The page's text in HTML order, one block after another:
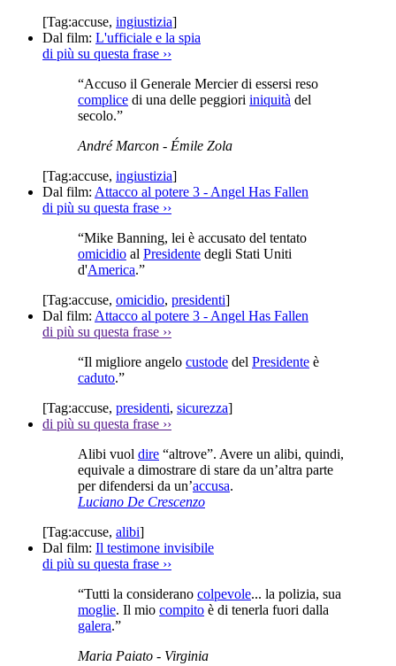
[Tag:accuse, ingiustizia]
Dal film: L'ufficiale e la spia
di più su questa frase ››
“Accuso il Generale Mercier di essersi reso
complice di una delle peggiori iniquità del
secolo.”
André Marcon - Émile Zola
[Tag:accuse, ingiustizia]
Dal film: Attacco al potere 3 - Angel Has Fallen
di più su questa frase ››
“Mike Banning, lei è accusato del tentato
omicidio al Presidente degli Stati Uniti
d'America.”
[Tag:accuse, omicidio, presidenti]
Dal film: Attacco al potere 3 - Angel Has Fallen
di più su questa frase ››
“Il migliore angelo custode del Presidente è
caduto.”
[Tag:accuse, presidenti, sicurezza]
di più su questa frase ››
Alibi vuol dire “altrove”. Avere un alibi, quindi,
equivale a dimostrare di stare da un’altra parte
per difendersi da un’accusa.
Luciano De Crescenzo
[Tag:accuse, alibi]
Dal film: Il testimone invisibile
di più su questa frase ››
“Tutti la considerano colpevole... la polizia, sua
moglie. Il mio compito è di tenerla fuori dalla
galera.”
Maria Paiato - Virginia